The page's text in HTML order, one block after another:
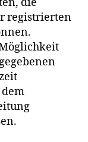
registrierten